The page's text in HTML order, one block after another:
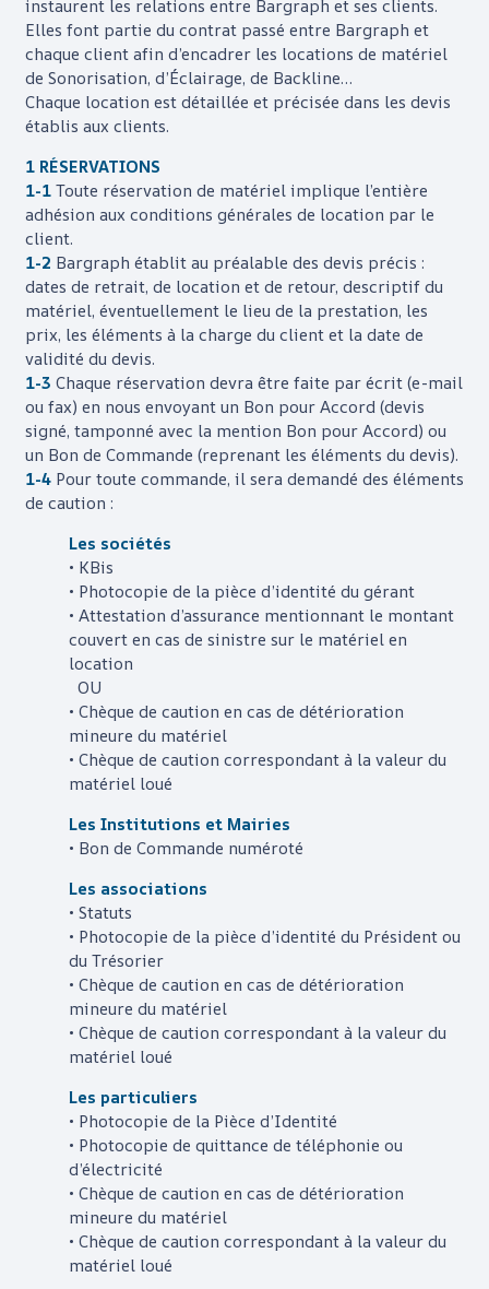
instaurent les relations entre Bargraphet ses clients.
Elles font partie du contrat passé entre Bargraphet
chaque client afin d’encadrer les locations de matériel
de Sonorisation, d’Éclairage, de Backline…
Chaque location est détaillée et précisée dans les devis
établis aux clients.
1 RÉSERVATIONS
1-1 Toute réservation de matériel implique l’entière
adhésion aux conditions générales de location par le
client.
1-2 Bargraphétablit au préalable des devis précis :
dates de retrait, de location et de retour, descriptif du
matériel, éventuellement le lieu de la prestation, les
prix, les éléments à la charge du client et la date de
validité du devis.
1-3 Chaque réservation devra être faite par écrit (e-mail
ou fax) en nous envoyant un Bon pour Accord (devis
signé, tamponné avec la mention Bon pour Accord) ou
un Bon de Commande (reprenant les éléments du devis).
1-4 Pour toute commande, il sera demandé des éléments
de caution :
Les sociétés
• KBis
• Photocopie de la pièce d’identité du gérant
• Attestation d’assurance mentionnant le montant
couvert en cas de sinistre sur le matériel en
location
OU
• Chèque de caution en cas de détérioration
mineure du matériel
• Chèque de caution correspondant à la valeur du
matériel loué
Les Institutions et Mairies
• Bon de Commande numéroté
Les associations
• Statuts
• Photocopie de la pièce d’identité du Président ou
du Trésorier
• Chèque de caution en cas de détérioration
mineure du matériel
• Chèque de caution correspondant à la valeur du
matériel loué
Les particuliers
• Photocopie de la Pièce d’Identité
• Photocopie de quittance de téléphonie ou
d’électricité
• Chèque de caution en cas de détérioration
mineure du matériel
• Chèque de caution correspondant à la valeur du
matériel loué